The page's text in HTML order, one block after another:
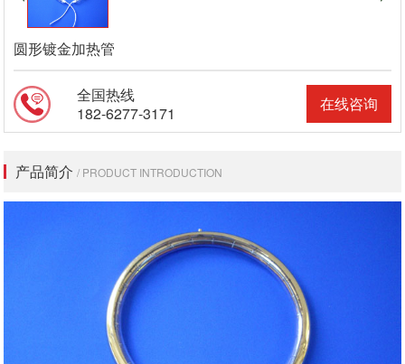
圆形镀金加热管
在线咨询
全国热线
182-6277-3171
产品简介/ PRODUCT INTRODUCTION